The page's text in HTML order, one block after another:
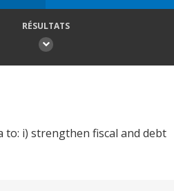
RÉSULTATS
i) strengthen fiscal and debt